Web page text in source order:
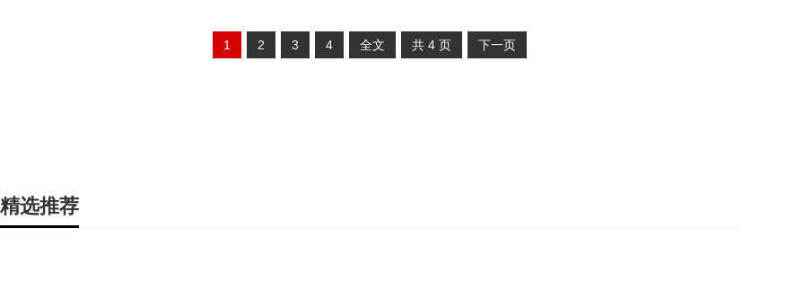
1 2 3 4 全文 共 4 页 下一页
精选推荐